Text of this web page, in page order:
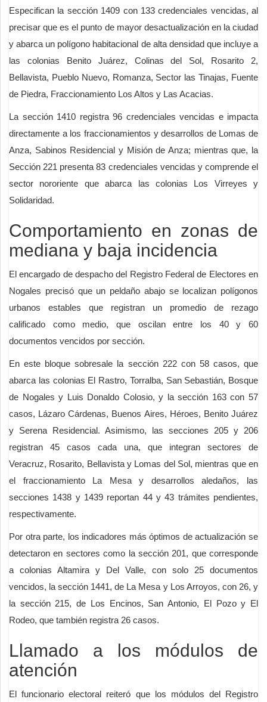
Especifican la sección 1409 con 133 credenciales vencidas, al
precisar que es el punto de mayor desactualización en la ciudad
y abarca un polígono habitacional de alta densidad que incluye a
las colonias Benito Juárez, Colinas del Sol, Rosarito 2,
Bellavista, Pueblo Nuevo, Romanza, Sector las Tinajas, Fuente
de Piedra, Fraccionamiento Los Altos y Las Acacias.
La sección 1410 registra 96 credenciales vencidas e impacta
directamente a los fraccionamientos y desarrollos de Lomas de
Anza, Sabinos Residencial y Misión de Anza; mientras que, la
Sección 221 presenta 83 credenciales vencidas y comprende el
sector nororiente que abarca las colonias Los Virreyes y
Solidaridad.
Comportamiento en zonas de
mediana y baja incidencia
El encargado de despacho del Registro Federal de Electores en
Nogales precisó que un peldaño abajo se localizan polígonos
urbanos estables que registran un promedio de rezago
calificado como medio, que oscilan entre los 40 y 60
documentos vencidos por sección.
En este bloque sobresale la sección 222 con 58 casos, que
abarca las colonias El Rastro, Torralba, San Sebastián, Bosque
de Nogales y Luis Donaldo Colosio, y la sección 163 con 57
casos, Lázaro Cárdenas, Buenos Aires, Héroes, Benito Juárez
y Serena Residencial. Asimismo, las secciones 205 y 206
registran 45 casos cada una, que integran sectores de
Veracruz, Rosarito, Bellavista y Lomas del Sol, mientras que en
el fraccionamiento La Mesa y desarrollos aledaños, las
secciones 1438 y 1439 reportan 44 y 43 trámites pendientes,
respectivamente.
Por otra parte, los indicadores más óptimos de actualización se
detectaron en sectores como la sección 201, que corresponde
a colonias Altamira y Del Valle, con solo 25 documentos
vencidos, la sección 1441, de La Mesa y Los Arroyos, con 26, y
la sección 215, de Los Encinos, San Antonio, El Pozo y El
Rodeo, que también registra 26 casos.
Llamado a los módulos de
atención
El funcionario electoral reiteró que los módulos del Registro